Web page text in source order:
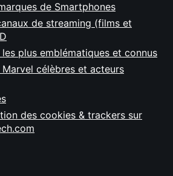
de Smartphones
de streaming (films et
plus emblématiques et connus
Marvel célèbres et acteurs
des cookies & trackers sur